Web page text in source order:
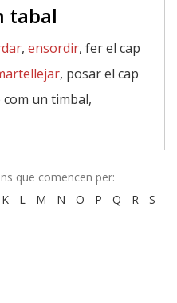
tabal
, ensordir, fer el cap
, posar el cap
un timbal,
que comencen per:
K - L - M - N - O - P - Q - R - S -